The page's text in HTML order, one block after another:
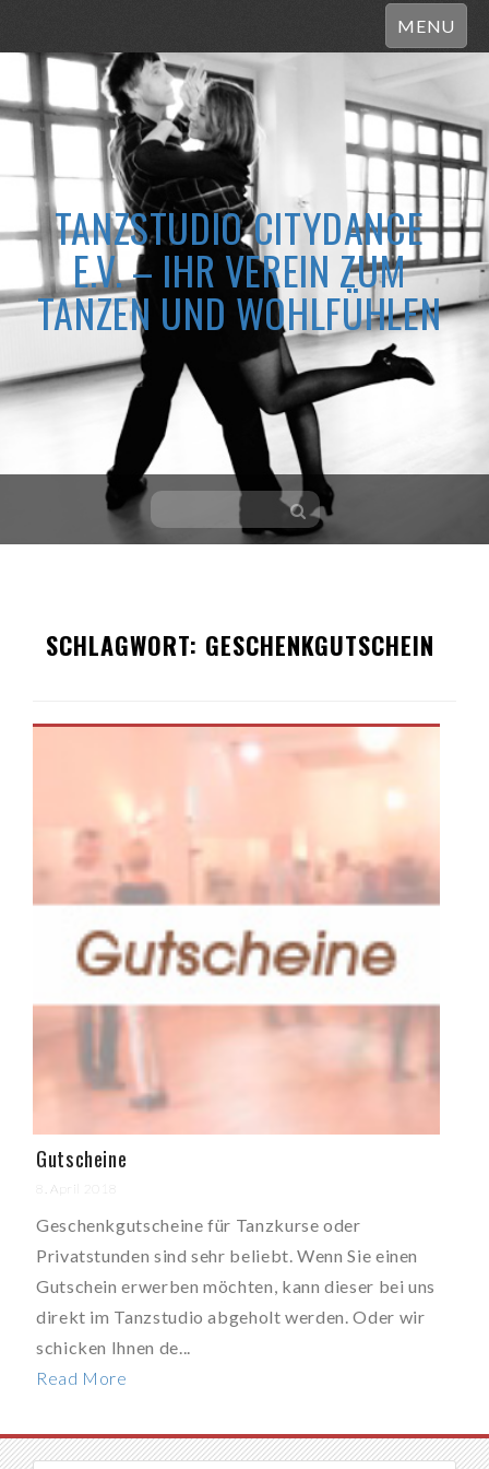
MENU
TANZSTUDIO CITYDANCE
E.V. – IHR VEREIN ZUM
TANZEN UND WOHLFÜHLEN
contentSCHLAGWORT: GESCHENKGUTSCHEIN
Gutscheine
8. April 2018
Geschenkgutscheine für Tanzkurse oder
Privatstunden sind sehr beliebt. Wenn Sie einen
Gutschein erwerben möchten, kann dieser bei uns
direkt im Tanzstudio abgeholt werden. Oder wir
schicken Ihnen de...
Read More